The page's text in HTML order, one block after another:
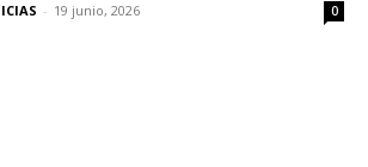
- 19 junio, 2026 0